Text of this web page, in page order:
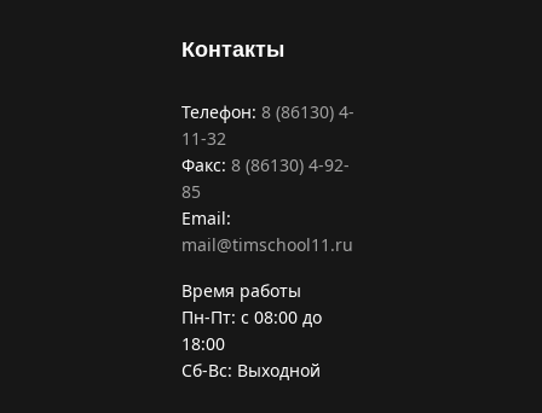
Контакты
Телефон: 8 (86130) 4-
11-32
Факс: 8 (86130) 4-92-
85
Email:
mail@timschool11.ru
Время работы
Пн-Пт: с 08:00 до
18:00
Сб-Вс: Выходной